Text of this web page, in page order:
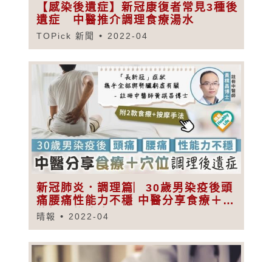
【感染後遺症】新冠康復者常見3種後
遺症 中醫推介調理食療湯水
TOPick 新聞 2022-04
新冠肺炎．調理篇︳30歲男染疫後頭
痛腰痛性能力不穩 中醫分享食療＋穴
位調理後遺症
晴報 2022-04